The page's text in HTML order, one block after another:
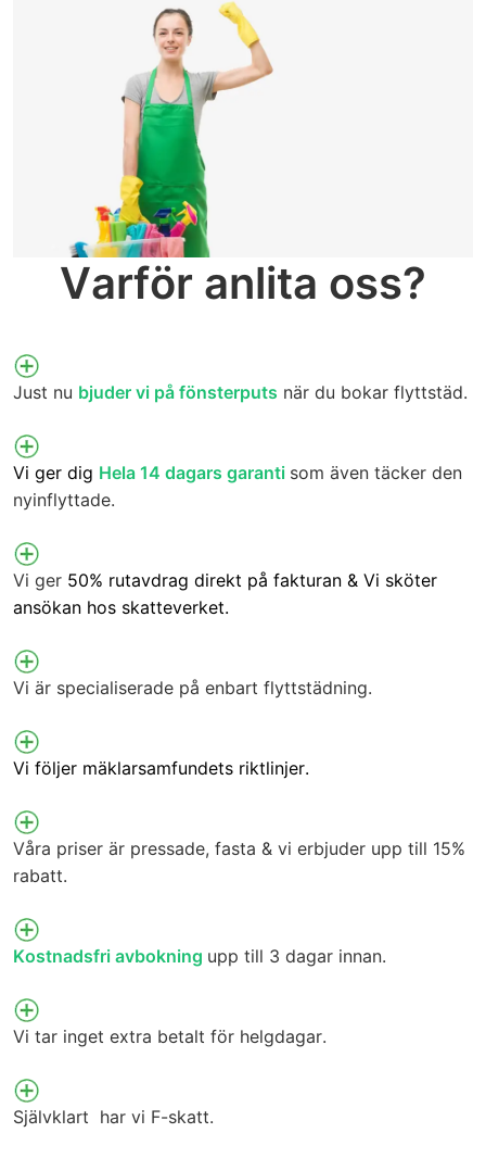
Varför anlita oss?
Just nu bjuder vi på fönsterputs när du bokar flyttstäd.
Vi ger dig Hela 14 dagars garanti som även täcker den
nyinflyttade.
Vi ger 50% rutavdrag direkt på fakturan & Vi sköter
ansökan hos skatteverket.
Vi är specialiserade på enbart flyttstädning.
Vi följer mäklarsamfundets riktlinjer.
Våra priser är pressade, fasta & vi erbjuder upp till 15%
rabatt.
Kostnadsfri avbokning upp till 3 dagar innan.
Vi tar inget extra betalt för helgdagar.
Självklart har vi F-skatt.